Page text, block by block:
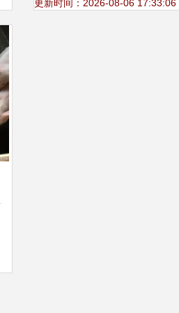
更新时间：2026-08-06 17:33:06